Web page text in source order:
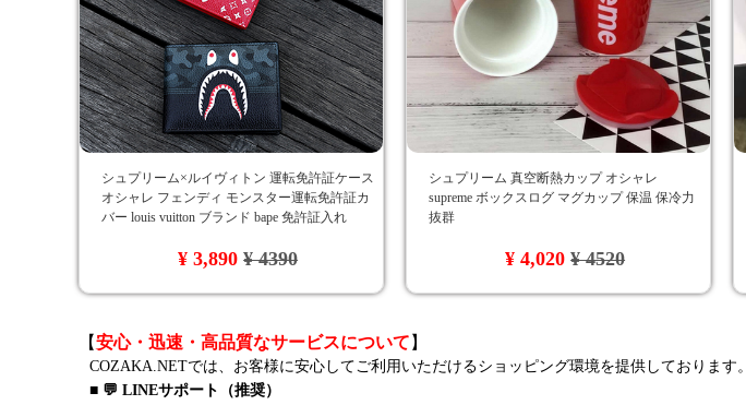
シュプリーム×ルイヴィトン 運転免許証ケース
オシャレ フェンディ モンスター運転免許証カ
バー louis vuitton ブランド bape 免許証入れ
¥ 3,890¥ 4390
シュプリーム 真空断熱カップ オシャレ
supreme ボックスログ マグカップ 保温 保冷力
抜群
¥ 4,020¥ 4520
【安心・迅速・高品質なサービスについて 】
COZAKA.NETでは、お客様に安心してご利用いただけるショッピング環境を提供しております。
■ 💬 LINEサポート（推奨）